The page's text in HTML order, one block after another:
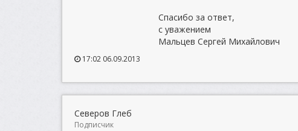
Спасибо за ответ,
с уважением
Мальцев Сергей Михайлович
17:02 06.09.2013
Северов Глеб
Подписчик